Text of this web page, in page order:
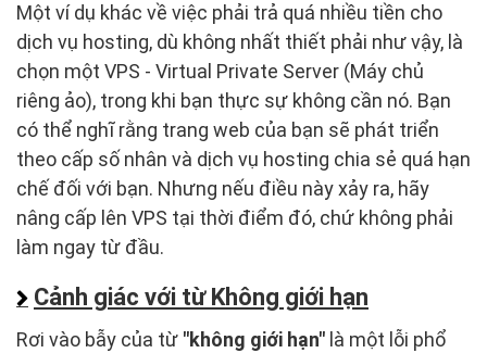
Một ví dụ khác về việc phải trả quá nhiều tiền cho
dịch vụ hosting, dù không nhất thiết phải như vậy, là
chọn một VPS - Virtual Private Server (Máy chủ
riêng ảo), trong khi bạn thực sự không cần nó. Bạn
có thể nghĩ rằng trang web của bạn sẽ phát triển
theo cấp số nhân và dịch vụ hosting chia sẻ quá hạn
chế đối với bạn. Nhưng nếu điều này xảy ra, hãy
nâng cấp lên VPS tại thời điểm đó, chứ không phải
làm ngay từ đầu.
Cảnh giác với từ Không giới hạn
Rơi vào bẫy của từ "không giới hạn" là một lỗi phổ